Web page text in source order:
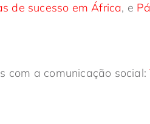
de sucesso em África, e
com a comunicação social: